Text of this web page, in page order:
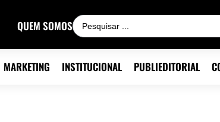
QUEM SOMOS
MARKETING INSTITUCIONAL PUBLIEDITORIAL